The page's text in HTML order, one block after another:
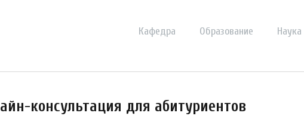
Кафедра Образование Наука
консультация для абитуриентов